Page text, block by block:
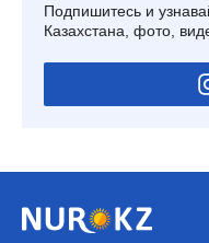
Подпишитесь и
Казахстана, фото,